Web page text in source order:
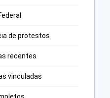
de protestos
recentes
vinculadas